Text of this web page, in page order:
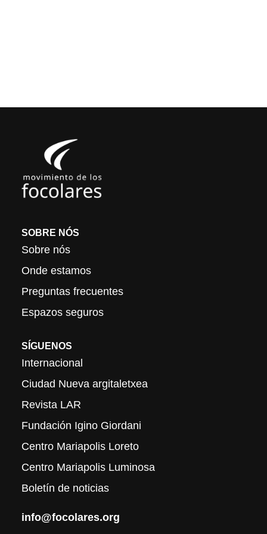
SOBRE NÓS
Sobre nós
Onde estamos
Preguntas frecuentes
Espazos seguros
SÍGUENOS
Internacional
Ciudad Nueva argitaletxea
Revista LAR
Fundación Igino Giordani
Centro Mariapolis Loreto
Centro Mariapolis Luminosa
Boletín de noticias
info@focolares.org